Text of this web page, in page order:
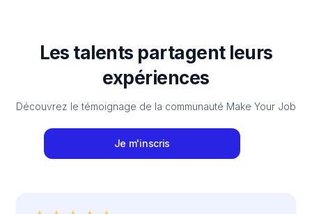
Les talents partagent leurs
expériences
Découvrez le témoignage de la communauté Make Your Job
Je m'inscris